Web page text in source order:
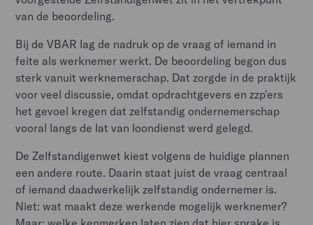
van de beoordeling.
Bij de VBAR lag de nadruk op de vraag of iemand in
feite als werknemer werkt. De beoordeling begon dus
sterk vanuit werknemerschap. Dat zorgde in de praktijk
voor veel discussie, omdat opdrachtgevers en zzp'ers
het gevoel kregen dat zelfstandig ondernemerschap
vooral langs de lat van loondienst werd gelegd.
De Zelfstandigenwet kiest volgens de huidige plannen
een andere route. Daarin staat juist de vraag centraal
of iemand daadwerkelijk zelfstandig ondernemer is.
Niet: wat maakt deze werkende mogelijk werknemer?